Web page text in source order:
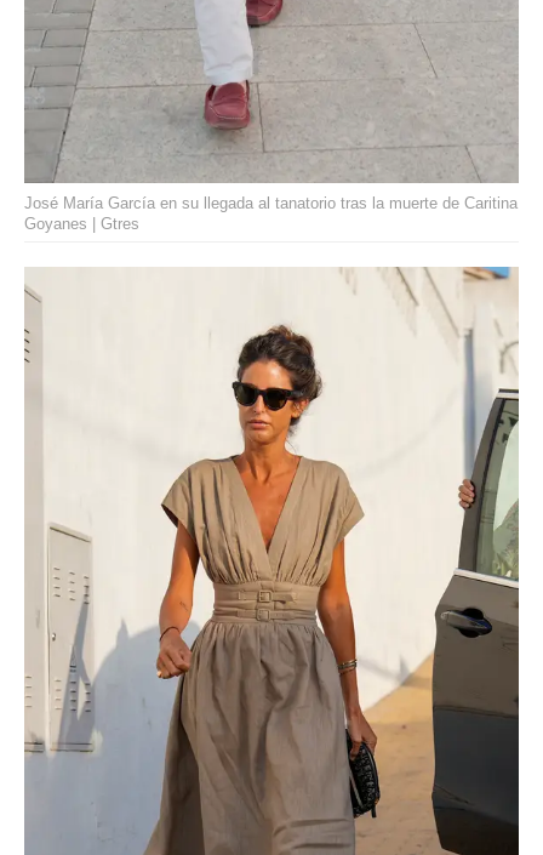
José María García en su llegada al tanatorio tras la muerte de Caritina
Goyanes | Gtres